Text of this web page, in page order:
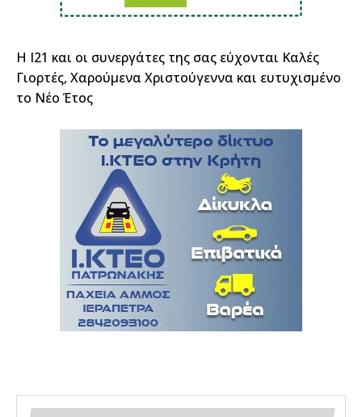
Η Ι21 και οι συνεργάτες της σας εύχονται Καλές
Γιορτές, Χαρούμενα Χριστούγεννα και ευτυχισμένο
το Νέο Έτος